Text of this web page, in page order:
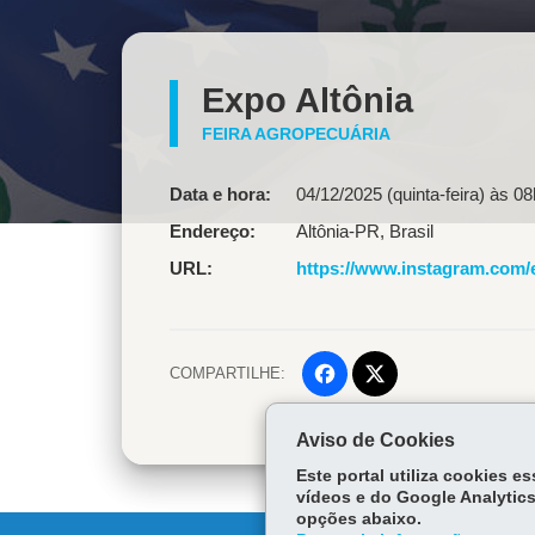
Expo Altônia
FEIRA AGROPECUÁRIA
Data e hora: 04/12/2025 (quinta-feira) às
Endereço
Altônia-PR, Brasil
URL
https://
COMPARTILHE: Facebook
Aviso de Cookies
Este portal utiliza cookies
vídeos e do Google
opções abaixo.